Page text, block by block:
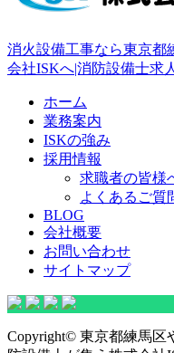
消火設備工事なら東京都
会社ISKへ|消防設備士求
ホーム
業務案内
ISKの強み
採用情報
求職者の皆様
よくあるご質
BLOG
会社概要
お問い合わせ
サイトマップ
Copyright© 東京都練馬区